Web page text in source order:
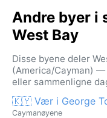
Andre byer i
West Bay
Disse byene deler
(America/Cayman)
eller sammenligne
🇰🇾 Vær i George
Caymanøyene